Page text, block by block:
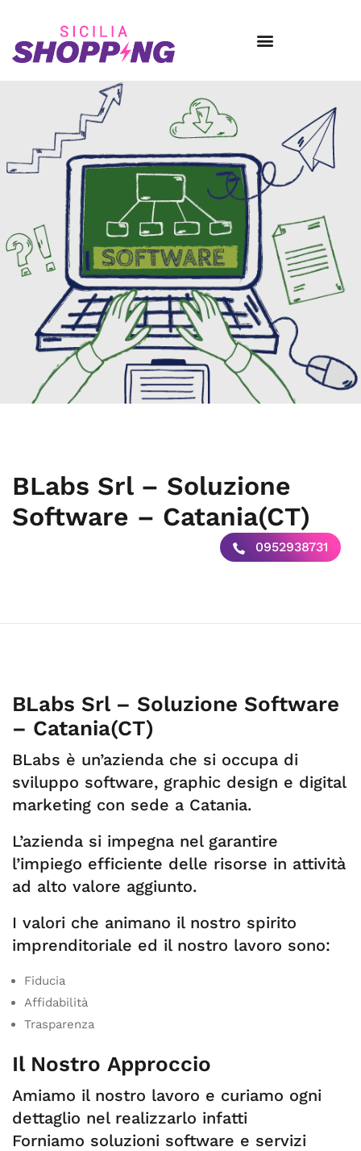
BLabs Srl – Soluzione
Software – Catania(CT)
0952938731
BLabs Srl – Soluzione Software
– Catania(CT)
BLabs è un’azienda che si occupa di
sviluppo software, graphic design e digital
marketing con sede a Catania.
L’azienda si impegna nel garantire
l’impiego efficiente delle risorse in attività
ad alto valore aggiunto.
I valori che animano il nostro spirito
imprenditoriale ed il nostro lavoro sono:
Fiducia
Affidabilità
Trasparenza
Il Nostro Approccio
Amiamo il nostro lavoro e curiamo ogni
dettaglio nel realizzarlo infatti
Forniamo soluzioni software e servizi